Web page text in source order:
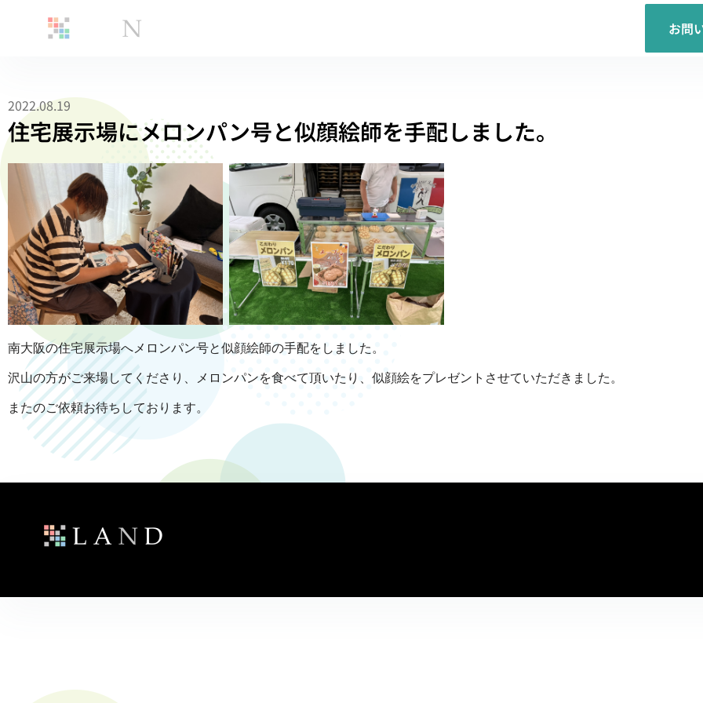
お問
2022.08.19
住宅展示場にメロンパン号と似顔絵師を手配しました。
南大阪の住宅展示場へメロンパン号と似顔絵師の手配をしました。
沢山の方がご来場してくださり、メロンパンを食べて頂いたり、似顔絵をプレゼントさせていただきました。
またのご依頼お待ちしております。